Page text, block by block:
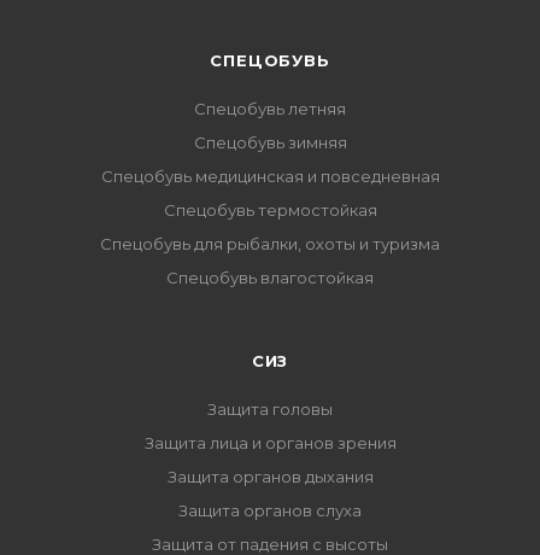
CПЕЦОБУВЬ
Спецобувь летняя
Спецобувь зимняя
Спецобувь медицинская и повседневная
Спецобувь термостойкая
Спецобувь для рыбалки, охоты и туризма
Спецобувь влагостойкая
СИЗ
Защита головы
Защита лица и органов зрения
Защита органов дыхания
Защита органов слуха
Защита от падения с высоты